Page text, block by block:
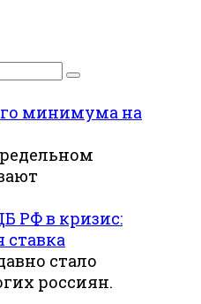
минимума на
РФ в кризис:
стало
россиян.